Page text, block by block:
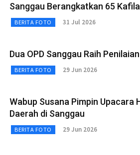
Sanggau Berangkatkan 65
BERITA FOTO 31 Jul 2026
Dua OPD Sanggau Raih
BERITA FOTO 29 Jun 2026
Wabup Susana Pimpin Upacara
Daerah di Sanggau
BERITA FOTO 29 Jun 2026